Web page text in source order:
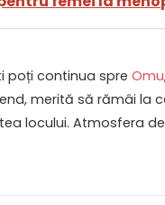
poți continua spre Omu
merită să rămâi la
locului. Atmosfera